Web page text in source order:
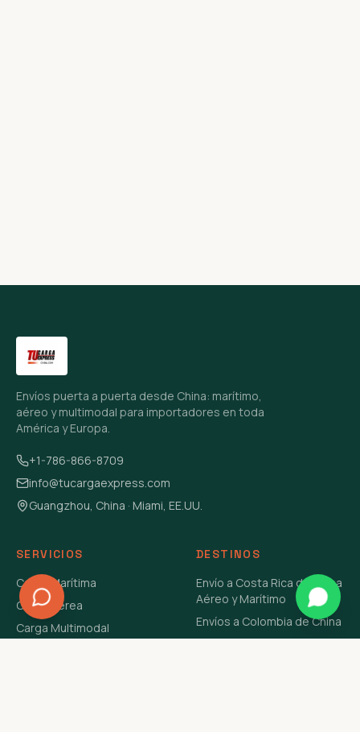
Envíos puerta a puerta desde China: marítimo,
aéreo y multimodal para importadores en toda
América y Europa.
+1-786-866-8709
info@tucargaexpress.com
Guangzhou, China · Miami, EE.UU.
SERVICIOS
Carga Marítima
Carga Aérea
Carga Multimodal
DESTINOS
Envío a Costa Rica de China
Aéreo y Marítimo
Envíos a Colombia de China